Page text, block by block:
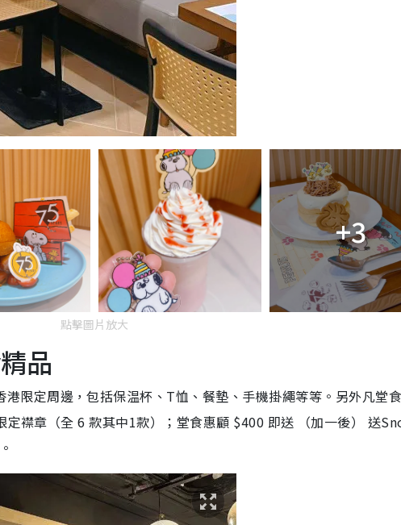
+3
點擊圖片放大
品
限定周邊，包括保温杯、T恤、餐墊、手機掛繩等等。另外凡堂
襟章（全 6 款其中1款）；堂食惠顧 $400 即送 （加一後） 送